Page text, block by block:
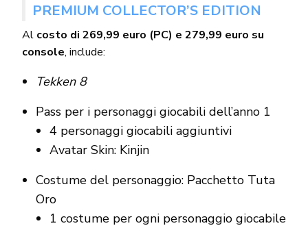
PREMIUM COLLECTOR’S EDITION
Al costo di 269,99 euro (PC) e 279,99 euro su
console, include:
Tekken 8
Pass per i personaggi giocabili dell’anno 1
4 personaggi giocabili aggiuntivi
Avatar Skin: Kinjin
Costume del personaggio: Pacchetto Tuta
Oro
1 costume per ogni personaggio giocabile